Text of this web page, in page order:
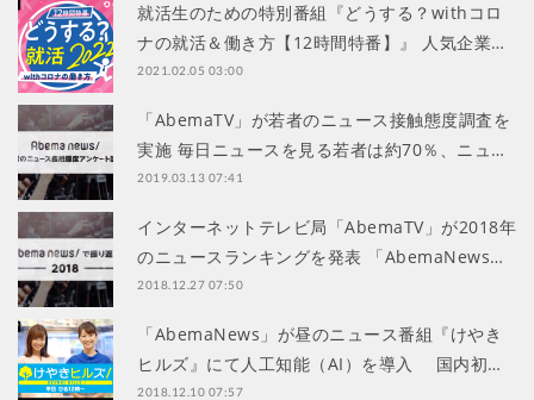
就活生のための特別番組『どうする？withコロ
ナの就活＆働き方【12時間特番】』 人気企業…
2021.02.05 03:00
「AbemaTV」が若者のニュース接触態度調査を
実施 毎日ニュースを見る若者は約70％、ニュ…
2019.03.13 07:41
インターネットテレビ局「AbemaTV」が2018年
のニュースランキングを発表 「AbemaNews…
2018.12.27 07:50
「AbemaNews」が昼のニュース番組『けやき
ヒルズ』にて人工知能（AI）を導入 国内初…
2018.12.10 07:57